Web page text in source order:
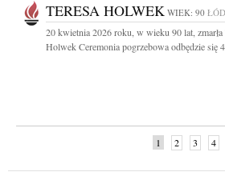
TERESA HOLWEK WIEK: 90
20 kwietnia 2026 roku, w wieku 90 lat, zmarła
Holwek Ceremonia pogrzebowa odbędzie się
1 2 3 4